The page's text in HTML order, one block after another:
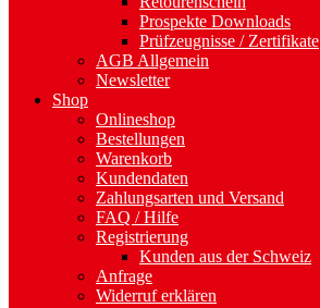
Prospekte Downloads
Prüfzeugnisse / Zertifikate
AGB Allgemein
Newsletter
Shop
Onlineshop
Bestellungen
Warenkorb
Kundendaten
Zahlungsarten und Versand
FAQ / Hilfe
Registrierung
Kunden aus der Schweiz
Anfrage
Widerruf erklären